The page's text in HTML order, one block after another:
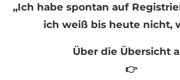
„Ich habe spontan auf
ich weiß bis heute nicht,
Über die Übersicht
👉